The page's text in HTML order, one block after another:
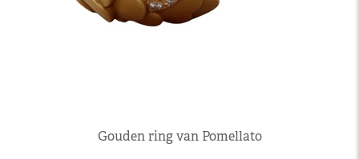
Gouden ring van Pomellato